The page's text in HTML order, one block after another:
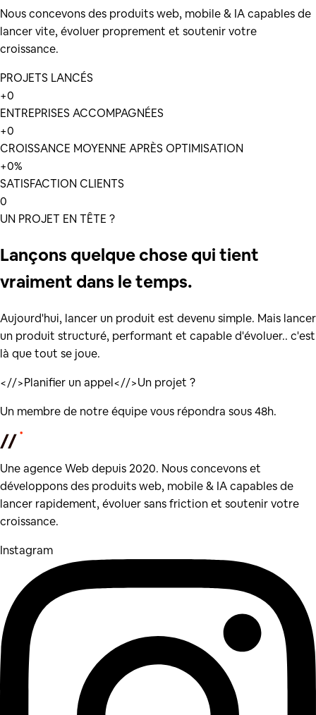
Nous concevons des produits web, mobile & IA capables de
lancer vite, évoluer proprement et soutenir votre
croissance.
PROJETS LANCÉS
+0
ENTREPRISES ACCOMPAGNÉES
+0
CROISSANCE MOYENNE APRÈS OPTIMISATION
+0%
SATISFACTION CLIENTS
0
UN PROJET EN TÊTE ?
Lançons quelque chose qui tient
vraiment dans le temps.
Aujourd'hui, lancer un produit est devenu simple. Mais lancer
un produit structuré, performant et capable d'évoluer.. c'est
là que tout se joue.
<//>Planifier un appel<//>Un projet ?
Un membre de notre équipe vous répondra sous 48h.
Une agence Web depuis 2020. Nous concevons et
développons des produits web, mobile & IA capables de
lancer rapidement, évoluer sans friction et soutenir votre
croissance.
Instagram